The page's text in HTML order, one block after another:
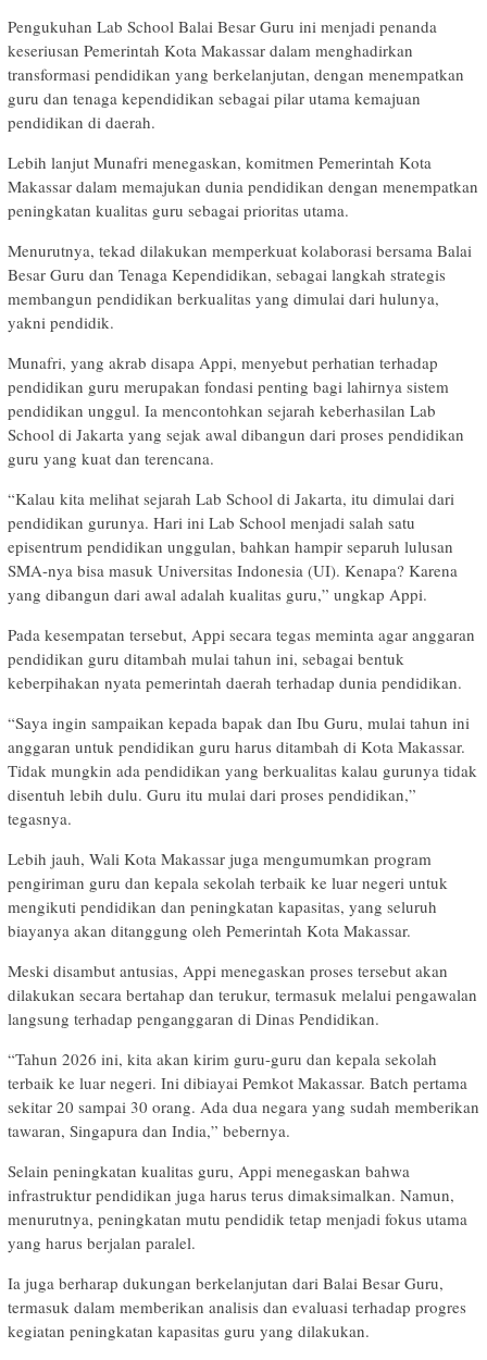
Pengukuhan Lab School Balai Besar Guru ini menjadi penanda
keseriusan Pemerintah Kota Makassar dalam menghadirkan
transformasi pendidikan yang berkelanjutan, dengan menempatkan
guru dan tenaga kependidikan sebagai pilar utama kemajuan
pendidikan di daerah.
Lebih lanjut Munafri menegaskan, komitmen Pemerintah Kota
Makassar dalam memajukan dunia pendidikan dengan menempatkan
peningkatan kualitas guru sebagai prioritas utama.
Menurutnya, tekad dilakukan memperkuat kolaborasi bersama Balai
Besar Guru dan Tenaga Kependidikan, sebagai langkah strategis
membangun pendidikan berkualitas yang dimulai dari hulunya,
yakni pendidik.
Munafri, yang akrab disapa Appi, menyebut perhatian terhadap
pendidikan guru merupakan fondasi penting bagi lahirnya sistem
pendidikan unggul. Ia mencontohkan sejarah keberhasilan Lab
School di Jakarta yang sejak awal dibangun dari proses pendidikan
guru yang kuat dan terencana.
“Kalau kita melihat sejarah Lab School di Jakarta, itu dimulai dari
pendidikan gurunya. Hari ini Lab School menjadi salah satu
episentrum pendidikan unggulan, bahkan hampir separuh lulusan
SMA-nya bisa masuk Universitas Indonesia (UI). Kenapa? Karena
yang dibangun dari awal adalah kualitas guru,” ungkap Appi.
Pada kesempatan tersebut, Appi secara tegas meminta agar anggaran
pendidikan guru ditambah mulai tahun ini, sebagai bentuk
keberpihakan nyata pemerintah daerah terhadap dunia pendidikan.
“Saya ingin sampaikan kepada bapak dan Ibu Guru, mulai tahun ini
anggaran untuk pendidikan guru harus ditambah di Kota Makassar.
Tidak mungkin ada pendidikan yang berkualitas kalau gurunya tidak
disentuh lebih dulu. Guru itu mulai dari proses pendidikan,”
tegasnya.
Lebih jauh, Wali Kota Makassar juga mengumumkan program
pengiriman guru dan kepala sekolah terbaik ke luar negeri untuk
mengikuti pendidikan dan peningkatan kapasitas, yang seluruh
biayanya akan ditanggung oleh Pemerintah Kota Makassar.
Meski disambut antusias, Appi menegaskan proses tersebut akan
dilakukan secara bertahap dan terukur, termasuk melalui pengawalan
langsung terhadap penganggaran di Dinas Pendidikan.
“Tahun 2026 ini, kita akan kirim guru-guru dan kepala sekolah
terbaik ke luar negeri. Ini dibiayai Pemkot Makassar. Batch pertama
sekitar 20 sampai 30 orang. Ada dua negara yang sudah memberikan
tawaran, Singapura dan India,” bebernya.
Selain peningkatan kualitas guru, Appi menegaskan bahwa
infrastruktur pendidikan juga harus terus dimaksimalkan. Namun,
menurutnya, peningkatan mutu pendidik tetap menjadi fokus utama
yang harus berjalan paralel.
Ia juga berharap dukungan berkelanjutan dari Balai Besar Guru,
termasuk dalam memberikan analisis dan evaluasi terhadap progres
kegiatan peningkatan kapasitas guru yang dilakukan.